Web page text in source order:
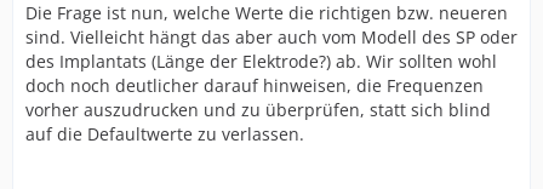
Die Frage ist nun, welche Werte die richtigen bzw. neueren
sind. Vielleicht hängt das aber auch vom Modell des SP oder
des Implantats (Länge der Elektrode?) ab. Wir sollten wohl
doch noch deutlicher darauf hinweisen, die Frequenzen
vorher auszudrucken und zu überprüfen, statt sich blind
auf die Defaultwerte zu verlassen.